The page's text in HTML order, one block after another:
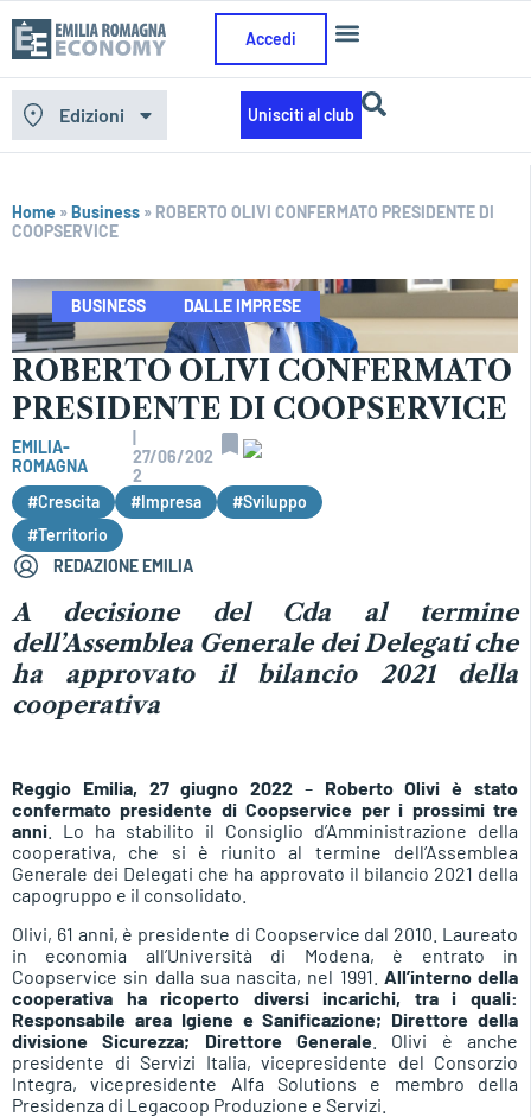
Accedi
Edizioni Unisciti al club
Home »Business » ROBERTO OLIVI CONFERMATO PRESIDENTE DI
COOPSERVICE
BUSINESS DALLE IMPRESE
ROBERTO OLIVI CONFERMATO
PRESIDENTE DI COOPSERVICE
EMILIA-
ROMAGNA
27/06/202
2
#Crescita
#Impresa
#Sviluppo
#Territorio
REDAZIONE EMILIA
A decisione del Cda al termine
dell’Assemblea Generale dei Delegati che
ha approvato il bilancio 2021 della
cooperativa
Reggio Emilia, 27 giugno 2022 – Roberto Olivi è stato
confermato presidente di Coopservice per i prossimi tre
anni . Lo ha stabilito il Consiglio d’Amministrazione della
cooperativa, che si è riunito al termine dell’Assemblea
Generale dei Delegati che ha approvato il bilancio 2021 della
capogruppo e il consolidato.
Olivi, 61 anni, è presidente di Coopservice dal 2010. Laureato
in economia all’Università di Modena, è entrato in
Coopservice sin dalla sua nascita, nel 1991. All’interno della
cooperativa ha ricoperto diversi incarichi, tra i quali:
Responsabile area Igiene e Sanificazione; Direttore della
divisione Sicurezza; Direttore Generale . Olivi è anche
presidente di Servizi Italia, vicepresidente del Consorzio
Integra, vicepresidente Alfa Solutions e membro della
Presidenza di Legacoop Produzione e Servizi.